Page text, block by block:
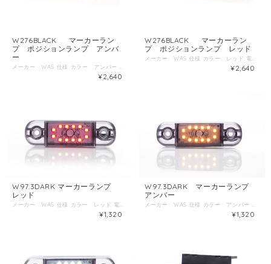
W276BLACK マーカーラン
プ ポジションランプ アンバ
ー
メーカー WAS 仕様 カラー アンバー 電圧 12V～24V 防塵防水規格 IP6K/9K ECE国際認証 E20 サイズ 幅238ｍｍ 高さ20.6ｍｍ 厚み10.4ｍｍ
¥2,640
W276BLACK マーカーラン
プ ポジションランプ レッド
メーカー WAS 仕様 カラー レッド 電圧 12V～24V 防塵防水規格 IP6K/9K ECE国際認証 E20 サイズ 幅238ｍｍ 高さ20.6ｍｍ 厚み10.4ｍｍ
¥2,640
W97.3DARK マーカーランプ
レッド
¥1,320
W97.3DARK マーカーランプ
アンバー
¥1,320